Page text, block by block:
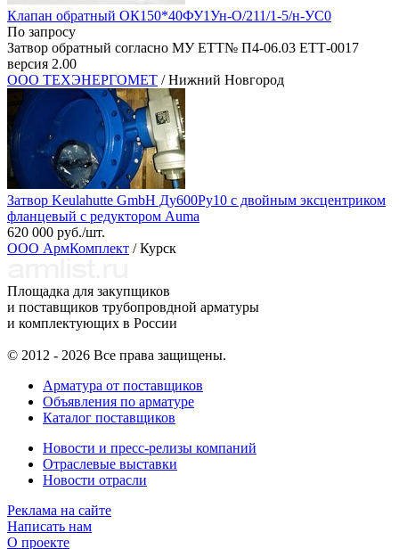
Клапан обратный ОК150*40ФУ1Ун-О/211/1-5/н-УС0
По запросу
Затвор обратный согласно МУ ЕТТ№ П4-06.03 ЕТТ-0017
версия 2.00
ООО ТЕХЭНЕРГОМЕТ / Нижний Новгород
Затвор Keulahutte GmbH Ду600Ру10 с двойным эксцентриком
фланцевый с редуктором Аumа
620 000 руб./шт.
ООО АрмКомплект / Курск
Площадка для закупщиков
и поставщиков трубопровдной арматуры
и комплектующих в России
© 2012 - 2026 Все права защищены.
Арматура от поставщиков
Объявления по арматуре
Каталог поставщиков
Новости и пресс-релизы компаний
Отраслевые выставки
Новости отрасли
Реклама на сайте
Написать нам
О проекте